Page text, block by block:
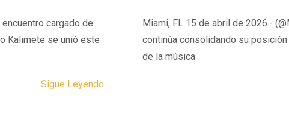
cargado de
Kalimete se unió este
Sigue Leyendo
Miami, FL 15 de abril de 2026.-
continúa consolidando su
de la música